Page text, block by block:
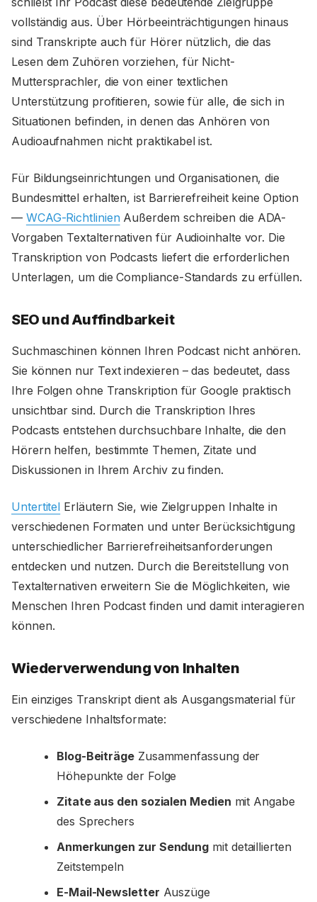
vollständig aus. Über Hörbeeinträchtigungen hinaus
sind Transkripte auch für Hörer nützlich, die das
Lesen dem Zuhören vorziehen, für Nicht-
Muttersprachler, die von einer textlichen
Unterstützung profitieren, sowie für alle, die sich in
Situationen befinden, in denen das Anhören von
Audioaufnahmen nicht praktikabel ist.
Für Bildungseinrichtungen und Organisationen, die
Bundesmittel erhalten, ist Barrierefreiheit keine Option
— WCAG-RichtlinienAußerdem schreiben die ADA-
Vorgaben Textalternativen für Audioinhalte vor. Die
Transkription von Podcasts liefert die erforderlichen
Unterlagen, um die Compliance-Standards zu erfüllen.
SEO und Auffindbarkeit
Suchmaschinen können Ihren Podcast nicht anhören.
Sie können nur Text indexieren – das bedeutet, dass
Ihre Folgen ohne Transkription für Google praktisch
unsichtbar sind. Durch die Transkription Ihres
Podcasts entstehen durchsuchbare Inhalte, die den
Hörern helfen, bestimmte Themen, Zitate und
Diskussionen in Ihrem Archiv zu finden.
Untertitel Erläutern Sie, wie Zielgruppen Inhalte in
verschiedenen Formaten und unter Berücksichtigung
unterschiedlicher Barrierefreiheitsanforderungen
entdecken und nutzen. Durch die Bereitstellung von
Textalternativen erweitern Sie die Möglichkeiten, wie
Menschen Ihren Podcast finden und damit interagieren
können.
Wiederverwendung von Inhalten
Ein einziges Transkript dient als Ausgangsmaterial für
verschiedene Inhaltsformate:
Blog-BeiträgeZusammenfassung der
Höhepunkte der Folge
Zitate aus den sozialen Medien mit Angabe
des Sprechers
Anmerkungen zur Sendung mit detaillierten
Zeitstempeln
E-Mail-Newsletter Auszüge